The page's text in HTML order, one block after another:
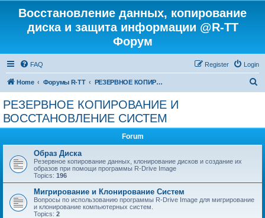
Восстановление данных, копирование
диска и защита информации @R-TT
Форум
FAQ Login
Register
Home Форумы R-TT РЕЗЕРВНОЕ КОПИРОВАНИЕ И ВОССТАНОВЛЕНИЕ СИСТЕМ
РЕЗЕРВНОЕ КОПИРОВАНИЕ И
ВОССТАНОВЛЕНИЕ СИСТЕМ
Forum
Образ Диска
Резервное копирование данных, клонирование дисков и создание их
образов при помощи программы R-Drive Image
Topics: 196
Мигрирование и Клонирование Систем
Вопросы по использованию программы R-Drive Image для мигрирование
и клонирование компьютерных систем.
Topics: 2